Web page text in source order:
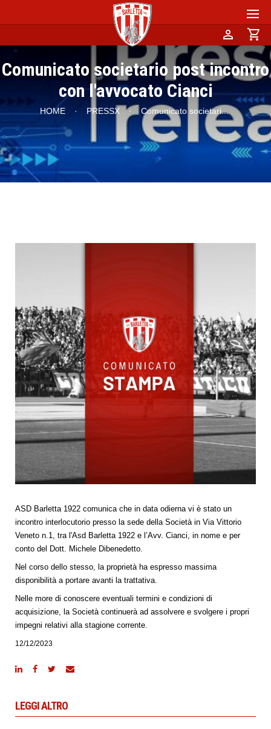
person shopping_cart
Comunicato societario post incontro
con l'avvocato Cianci
HOME · PRESSX · Comunicato societari...
ASD Barletta 1922 comunica che in data odierna vi è stato un
incontro interlocutorio presso la sede della Società in Via Vittorio
Veneto n.1, tra l'Asd Barletta 1922 e l’Avv. Cianci, in nome e per
conto del Dott. Michele Dibenedetto.
Nel corso dello stesso, la proprietà ha espresso massima
disponibilità a portare avanti la trattativa.
Nelle more di conoscere eventuali termini e condizioni di
acquisizione, la Società continuerà ad assolvere e svolgere i propri
impegni relativi alla stagione corrente.
12/12/2023
LEGGI ALTRO